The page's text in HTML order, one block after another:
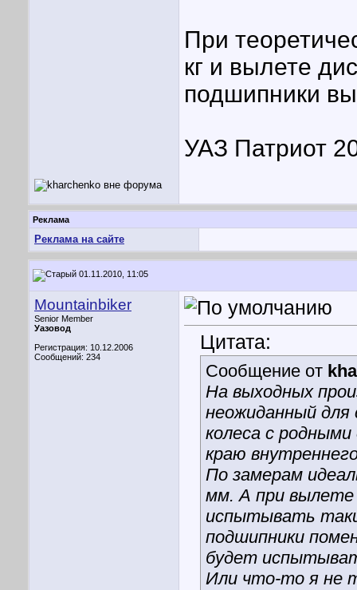
При
кг и вылете
подшипники
УАЗ Патриот
Реклама
Реклама на сайте
01.11.2010, 11:05
Mountainbiker
Senior Member
Уазовод
Регистрация: 10.12.2006
Сообщений: 234
Цитата:
Сообщение от
На выходных
неожиданный
колеса с
краю
По замерам
мм. А при вылете
испытывать
подшипники
будет
Или что-то я не